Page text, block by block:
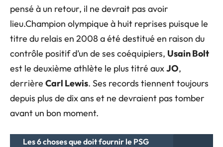
pensé à un retour, il ne devrait pas avoir
lieu.Champion olympique à huit reprises puisque le
titre du relais en 2008 a été destitué en raison du
contrôle positif d’un de ses coéquipiers, Usain Bolt
est le deuxième athlète le plus titré auxJO,
derrière Carl Lewis. Ses records tiennent toujours
depuis plus de dix ans et ne devraient pas tomber
avant un bon moment.
Les 6 choses que doit fournir le PSG